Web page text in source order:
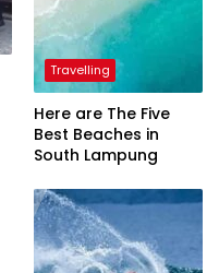
Travelling
Here are The Five
Best Beaches in
South Lampung